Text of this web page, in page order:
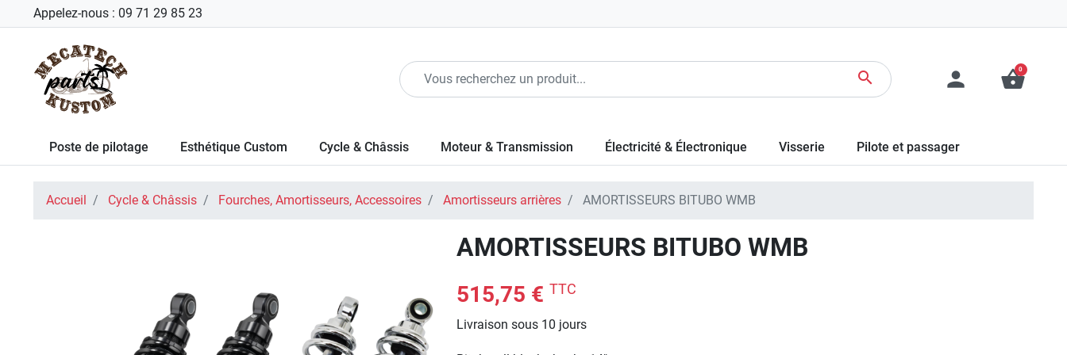
Appelez-nous : 09 71 29 85 23
search person shopping_basket
0
Poste de pilotage Esthétique Custom Cycle & Châssis Moteur & Transmission Électricité & Électronique Visserie Pilote et passager
Accueil Cycle & Châssis Fourches, Amortisseurs, Accessoires Amortisseurs arrières AMORTISSEURS BITUBO WMB
AMORTISSEURS BITUBO WMB
515,75 €TTC
Livraison sous 10 jours